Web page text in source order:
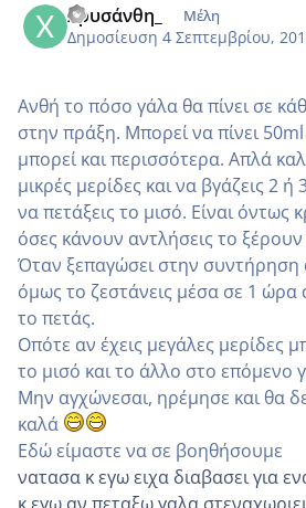
Χρυσάνθη_ Μέλη
Δημοσίευση 4 Σεπτεμβρίου,
Ανθή το πόσο γάλα θα πίνει σε
στην πράξη. Μπορεί να πίνει
μπορεί και περισσότερα. Απλά
μικρές μερίδες και να βγάζεις 2
να πετάξεις το μισό. Είναι όντως
όσες κάνουν αντλήσεις το
Όταν ξεπαγώσει στην συντήρηση
όμως το ζεστάνεις μέσα σε 1 ώρα
το πετάς.
Οπότε αν έχεις μεγάλες μερίδες
το μισό και το άλλο στο επόμενο
Μην αγχώνεσαι, ηρέμησε και θα
καλά
Εδώ είμαστε να σε βοηθήσουμε
νατασα κ εγω ειχα διαβασει για
κ εγω αν πεταξω γαλα